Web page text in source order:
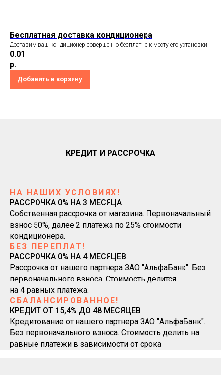
Бесплатная доставка кондиционера
Доставим ваш кондиционер совершенно бесплатно к месту его установки
0.01
р.
Добавить в корзину
КРЕДИТ И РАССРОЧКА
НА НАШИХ УСЛОВИЯХ!
РАССРОЧКА 0% НА 3 МЕСЯЦА
Собственная рассрочка от магазина. Первоначальный
взнос 50%, далее 2 платежа по 25% стоимости
кондиционера.
БЕЗ ПЕРЕПЛАТ!
РАССРОЧКА 0% НА 4 МЕСЯЦЕВ
Рассрочка от нашего партнера ЗАО "АльфаБанк". Без
первоначального взноса. Стоимость делится
на 4 равных платежа.
СБАЛАНСИРОВАННОЕ!
КРЕДИТ ОТ 15,4% ДО 48 МЕСЯЦЕВ
Кредитование от нашего партнера ЗАО "АльфаБанк".
Без первоначального взноса. Стоимость делить на
равные платежи в зависимости от срока